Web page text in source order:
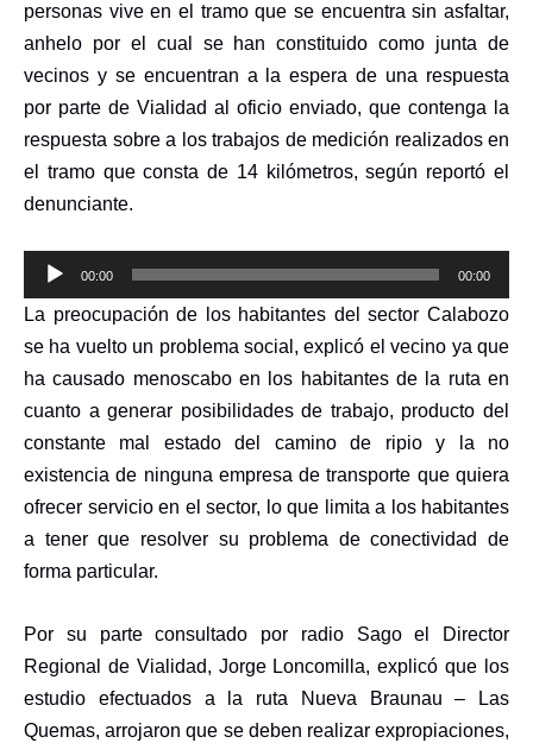
personas vive en el tramo que se encuentra sin asfaltar,
anhelo por el cual se han constituido como junta de
vecinos y se encuentran a la espera de una respuesta
por parte de Vialidad al oficio enviado, que contenga la
respuesta sobre a los trabajos de medición realizados en
el tramo que consta de 14 kilómetros, según reportó el
denunciante.
Reproductor
de
audio
00:00 00:00
La preocupación de los habitantes del sector Calabozo
se ha vuelto un problema social, explicó el vecino ya que
ha causado menoscabo en los habitantes de la ruta en
cuanto a generar posibilidades de trabajo, producto del
constante mal estado del camino de ripio y la no
existencia de ninguna empresa de transporte que quiera
ofrecer servicio en el sector, lo que limita a los habitantes
a tener que resolver su problema de conectividad de
forma particular.
Por su parte consultado por radio Sago el Director
Regional de Vialidad, Jorge Loncomilla, explicó que los
estudio efectuados a la ruta Nueva Braunau – Las
Quemas, arrojaron que se deben realizar expropiaciones,